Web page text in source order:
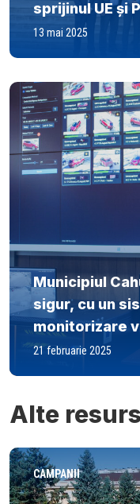
sprijinul UE și
13 mai 2025
Municipiul
sigur, cu un
monitorizare
21 februarie 2025
Alte
CAMPANII